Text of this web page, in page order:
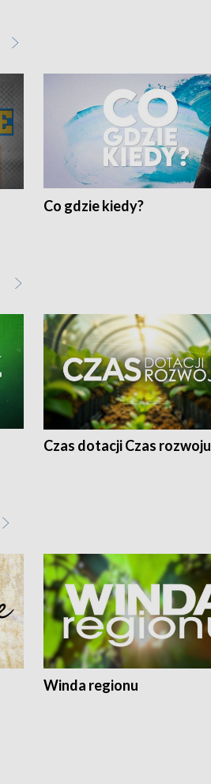
Co gdzie kiedy?
Czas dotacji Czas rozwoju
Winda regionu